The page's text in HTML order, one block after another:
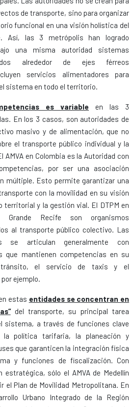
de transporte, sino para organizar
funcional en una visión holística del
Así, las 3 metrópolis han logrado
una misma autoridad sistemas
alrededor de ejes férreos
servicios alimentadores para
sistema en todo el territorio.
es variable en las 3
En los 3 casos, son autoridades de
masivo y de alimentación, que no
el transporte público individual y la
en Colombia es la Autoridad con
por ser una asociación
múltiple. Esto permite garantizar una
con la movilidad en su visión
territorial y la gestión vial. El DTPM en
Recife son organismos
al transporte público colectivo. Las
se articulan generalmente con
que mantienen competencias en su
el servicio de taxis y el
ejemplo.
estas entidades se concentran en
del transporte, su principal tarea
sistema, a través de funciones clave
política tarifaria, la planeación y
que garanticen la integración física
y funciones de fiscalización. Con
estratégica, sólo el AMVA de Medellín
el Plan de Movilidad Metropolitana. En
Urbano Integrado de la Región